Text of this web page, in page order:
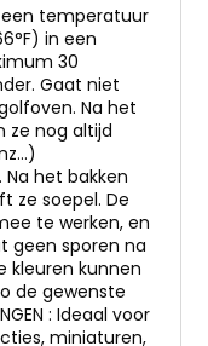
een temperatuur
in een
30
Gaat niet
Na het
ze nog altijd
het bakken
ze soepel. De
te werken, en
geen sporen na
kleuren kunnen
de gewenste
: Ideaal voor
miniaturen,